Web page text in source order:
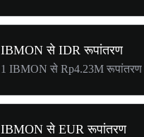
IBMON से IDR रूपांतरण
1 IBMON से Rp4.23M रूपांतरण
IBMON से EUR रूपांतरण